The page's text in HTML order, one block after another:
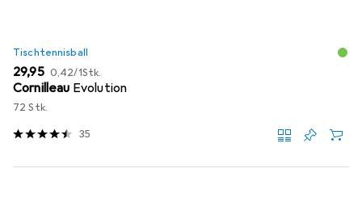
Tischtennisball
EUR
29,95 EUR
0,42/1Stk.
Cornilleau Evolution
72 Stk.
35